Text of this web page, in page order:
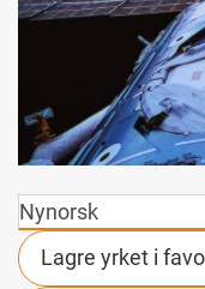
Nynorsk
Lagre yrket i